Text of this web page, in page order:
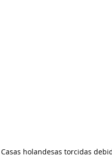
Casas holandesas torcidas